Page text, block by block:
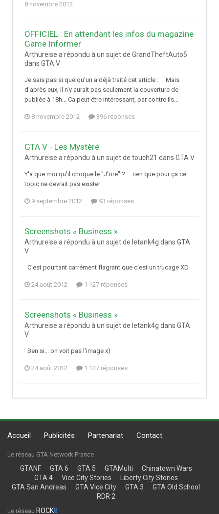
8 novembre 2012
OFFICIEL : En attendant les infos du magazine
Game Informer
Arthureise a répondu à un sujet de GrandTheftAuto5
dans GTA V
Je sais pas si quelqu'un a déjà traité cet article : Mais
d'après eux, il n'y aurait pas seulement la couverture de
publiée à 18h... Ca peut être intéressant, par contre ils...
8 novembre 2012 396 réponses
GTA V - Les Mystère
Arthureise a répondu à un sujet de touch21 dans GTA V
Y'a que moi qu'il choque le "J'ore" ? ... rien que pour ça ce
topic ne devrait pas exister
9 septembre 2012 93 réponses
Screenshots « Business »
Arthureise a répondu à un sujet de letank4g dans GTA
V
C'est pourtant carrément flagrant que c'est un trucage XD
24 août 2012 1 127 réponses
Screenshots « Business »
Arthureise a répondu à un sujet de letank4g dans GTA
V
Ben si... on voit pas l'image x)
24 août 2012 1 127 réponses
Accueil Publicités Partenariat Contact
Le réseau GTA Network France
GTANF GTA 6 GTA 5 GTAMulti
Chinatown Wars
GTA 4
Vice City Stories
Liberty City Stories
GTA San Andreas
GTA Vice City GTA 3
GTA Old School
RDR 2
Le réseau ROCK8